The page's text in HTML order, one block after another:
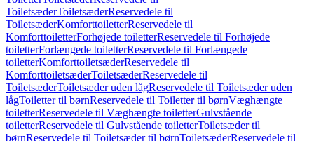
ToiletsæderToiletsæderReservedele til
ToiletsæderKomforttoiletterReservedele til
KomforttoiletterForhøjede toiletterReservedele til Forhøjede
toiletterForlængede toiletterReservedele til Forlængede
toiletterKomforttoiletsæderReservedele til
KomforttoiletsæderToiletsæderReservedele til
ToiletsæderToiletsæder uden lågReservedele til Toiletsæder uden
lågToiletter til børnReservedele til Toiletter til børnVæghængte
toiletterReservedele til Væghængte toiletterGulvstående
toiletterReservedele til Gulvstående toiletterToiletsæder til
børnReservedele til Toiletsæder til børnToiletsæderReservedele til